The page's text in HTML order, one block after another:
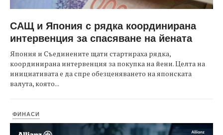
САЩ и Япония с рядка координирана
интервенция за спасяване на йената
Япония и Съединените щати стартираха рядка,
координирана интервенция за покупка на йени. Целта на
инициативата е да спре обезценяването на японската
валута, която...
ФИНАСИ